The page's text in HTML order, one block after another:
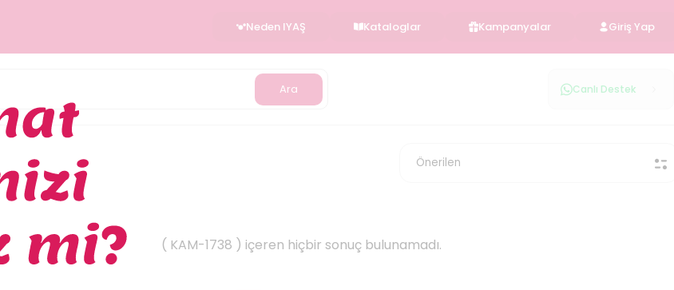
Neden IYAŞ Kataloglar Kampanyalar Giriş Yap
Ara Canlı Destek
( KAM-1738 ) içeren hiçbir sonuç bulunamadı.